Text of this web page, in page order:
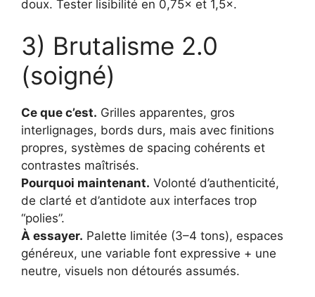
doux. Tester lisibilité en 0,75× et 1,5×.
3) Brutalisme 2.0
(soigné)
Ce que c’est. Grilles apparentes, gros
interlignages, bords durs, mais avec finitions
propres, systèmes de spacing cohérents et
contrastes maîtrisés.
Pourquoi maintenant. Volonté d’authenticité,
de clarté et d’antidote aux interfaces trop
“polies”.
À essayer. Palette limitée (3–4 tons), espaces
généreux, une variable font expressive + une
neutre, visuels non détourés assumés.